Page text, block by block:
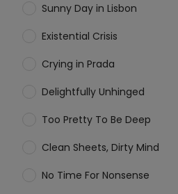
Sunny Day in Lisbon
Existential Crisis
Crying in Prada
Delightfully Unhinged
Too Pretty To Be Deep
Clean Sheets, Dirty Mind
No Time For Nonsense